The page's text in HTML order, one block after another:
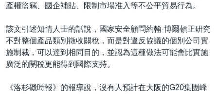
產權盜竊、國企補貼、限制市場准入等不公平貿易行為。
該文引述知情人士的話說，國家安全顧問約翰·博爾頓正研究
不對整個產品類別徵收關稅，而是對違反協議的個別公司實
施制裁，可以達到相同目的，並認為這種做法可能會比實施
廣泛的關稅更能得到國際支持。
《洛杉磯時報》的報導說，沒有人預計在大阪的G20集團峰